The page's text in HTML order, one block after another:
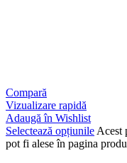
Compară
Vizualizare rapidă
Adaugă în Wishlist
Selectează opțiunile Acest
pot fi alese în pagina